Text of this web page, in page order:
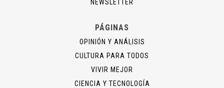
NEWSLETTER
PÁGINAS
OPINIÓN Y ANÁLISIS
CULTURA PARA TODOS
VIVIR MEJOR
CIENCIA Y TECNOLOGÍA